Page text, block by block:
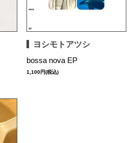
ヨシモトアツシ
bossa nova EP
1,100円(税込)